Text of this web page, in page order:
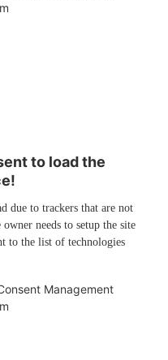
to load the
due to trackers that are not
needs to setup the site
to the list of technologies
Management